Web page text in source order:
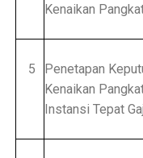
Kenaikan
5
Penetapan
Kenaikan
Instansi Tepat